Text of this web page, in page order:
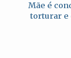
Mãe é
torturar e